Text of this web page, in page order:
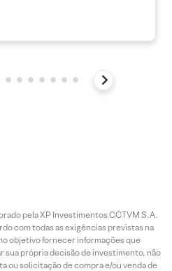
pela XP Investimentos CCTVM S.A.
com todas as exigências previstas na
objetivo fornecer informações que
sua própria decisão de investimento, não
ou solicitação de compra e/ou venda de